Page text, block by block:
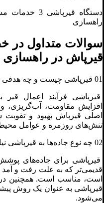
دستگاه
راهسازی
سوالات متداول
قیرپاش در راهسازی
01 قیرپاشی چیست و چه هدفی دارد؟
قیرپاشی فرآیند اعمال
افزایش مقاومت، آب‌گریزی،
اصلی قیرپاش بهبود و تقویت
تنش‌های روزمره و عوامل
02 چه نوع جاده‌ها به قیرپاشی نیاز دارند؟
قیرپاشی برای جاده‌های
قدیمی‌تر که به علت رفت و
است، مناسب است. همچنین در
قیرپاشی به عنوان یک روش
می‌شود.